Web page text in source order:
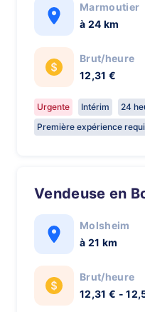
Marmoutier
à 24 km
Brut/heure
12,31 €
Urgente Intérim
24
Première expérience
Vendeuse en
Molsheim
à 21 km
Brut/heure
12,31 € -